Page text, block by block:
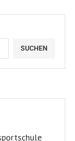
SUCHEN